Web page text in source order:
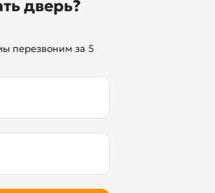
дверь?
перезвоним за 5